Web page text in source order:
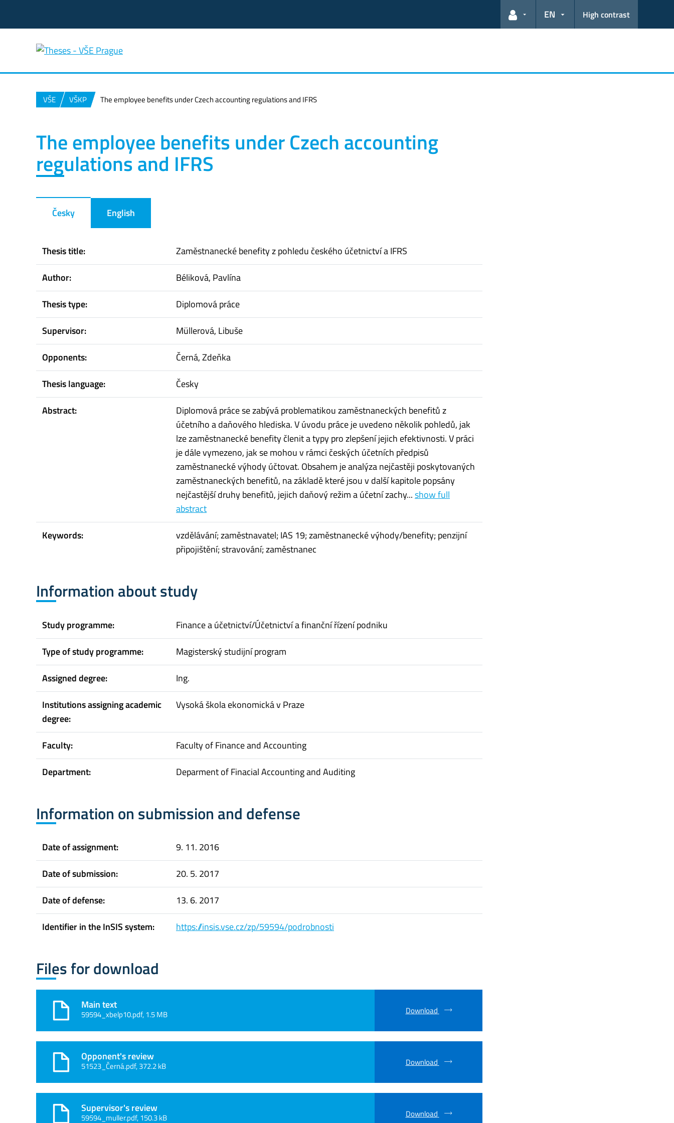
User links
EN High contrast
VŠE VŠKP The employee benefits under Czech accounting regulations and IFRS
The employee benefits under Czech accounting
regulations and IFRS
Česky English
Thesis title:
Zaměstnanecké benefity z pohledu českého účetnictví a IFRS
Author:
Béliková, Pavlína
Thesis type:
Diplomová práce
Supervisor:
Müllerová, Libuše
Opponents:
Černá, Zdeňka
Thesis language:
Česky
Abstract:
Diplomová práce se zabývá problematikou zaměstnaneckých benefitů z
účetního a daňového hlediska. V úvodu práce je uvedeno několik pohledů, jak
lze zaměstnanecké benefity členit a typy pro zlepšení jejich efektivnosti. V práci
je dále vymezeno, jak se mohou v rámci českých účetních předpisů
zaměstnanecké výhody účtovat. Obsahem je analýza nejčastěji poskytovaných
zaměstnaneckých benefitů, na základě které jsou v další kapitole popsány
nejčastější druhy benefitů, jejich daňový režim a účetní zachy...show full
abstract
Keywords:
vzdělávání; zaměstnavatel; IAS 19; zaměstnanecké výhody/benefity; penzijní
připojištění; stravování; zaměstnanec
Information about study
Study programme:
Finance a účetnictví/Účetnictví a finanční řízení podniku
Type of study programme:
Magisterský studijní program
Assigned degree:
Ing.
Institutions assigning academic
degree:
Vysoká škola ekonomická v Praze
Faculty:
Faculty of Finance and Accounting
Department:
Deparment of Finacial Accounting and Auditing
Information on submission and defense
Date of assignment:
9. 11. 2016
Date of submission:
20. 5. 2017
Date of defense:
13. 6. 2017
Identifier in the InSIS system:
https://insis.vse.cz/zp/59594/podrobnosti
Files for download
Main text
59594_xbelp10.pdf, 1.5 MB Download
Opponent's review
51523_Černá.pdf, 372.2 kB Download
Supervisor's review
59594_muller.pdf, 150.3 kB Download